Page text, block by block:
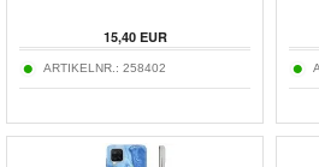
15,40EUR
ARTIKELNR.: 258402